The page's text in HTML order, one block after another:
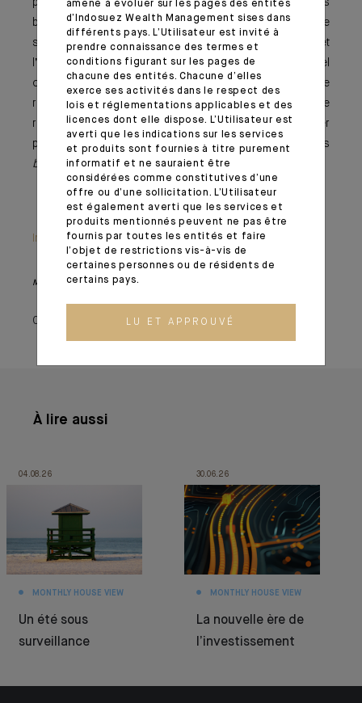
pessimisme à l’optimisme en se focalisant sur les
bonnes nouvelles, par besoin viscéral de positiver et de
se projeter, même quand le présent reste complexe et
l’avenir porteur d’incertitudes. Et notre réflexe –naturel
ou conditionné par l’information surabondante-est de
réagir à l’actualité. Un premier pas vers une forme de
rationalité serait d’en avoir conscience, pour en tirer
parti sans excès, en étant prêt à réagir avant que les
bears
se réveillent...
Information importante
Monthly House View, paru le 23/04/2021 – Extrait de l'Editorial
03 mai 2021
À lire aussi
04.08.26
MONTHLY HOUSE VIEW
Un été sous
surveillance
30.06.26
MONTHLY HOUSE VIEW
La nouvelle ère de
l’investissement
amené à évoluer sur les pages des entités
d’Indosuez Wealth Management sises dans
différents pays. L’Utilisateur est invité à
prendre connaissance des termes et
conditions figurant sur les pages de
chacune des entités. Chacune d’elles
exerce ses activités dans le respect des
lois et réglementations applicables et des
licences dont elle dispose. L’Utilisateur est
averti que les indications sur les services
et produits sont fournies à titre purement
informatif et ne sauraient être
considérées comme constitutives d’une
offre ou d’une sollicitation. L’Utilisateur
est également averti que les services et
produits mentionnés peuvent ne pas être
fournis par toutes les entités et faire
l’objet de restrictions vis-à-vis de
certaines personnes ou de résidents de
certains pays.
LU ET APPROUVÉ